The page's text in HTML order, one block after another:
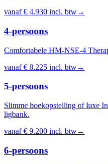
vanaf€ 4.930 incl. btw→
4-persoons
Comfortabele HM-NSE-4
vanaf€ 8.225 incl. btw→
5-persoons
Slimme hoekopstelling of luxe
ligbank.
vanaf€ 9.200 incl. btw→
6-persoons